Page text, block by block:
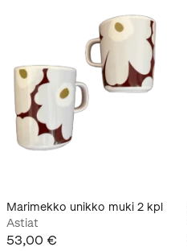
Marimekko unikko muki 2 kpl
Astiat
53,00 €